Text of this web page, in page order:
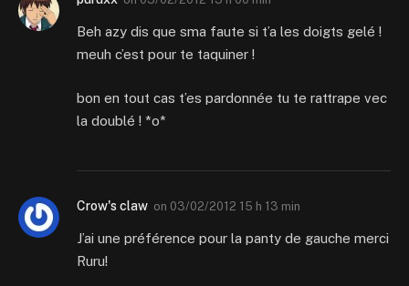
Beh azy dis que sma faute si t’a les doigts gelé !
meuh c’est pour te taquiner !
bon en tout cas t’es pardonnée tu te rattrape vec
la doublé ! *o*
Crow's claw on 03/02/2012 15 h 13 min
J’ai une préférence pour la panty de gauche merci
Ruru!